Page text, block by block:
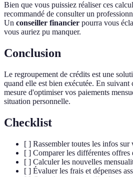
Bien que vous puissiez réaliser ces
recommandé de consulter un
Un conseiller financier pourra vous
vous auriez pu manquer.
Conclusion
Le regroupement de crédits est une
quand elle est bien exécutée. En suivant
mesure d'optimiser vos paiements
situation personnelle.
Checklist
[ ] Rassembler toutes les infos sur
[ ] Comparer les différentes offres
[ ] Calculer les nouvelles
[ ] Évaluer les frais et dépenses